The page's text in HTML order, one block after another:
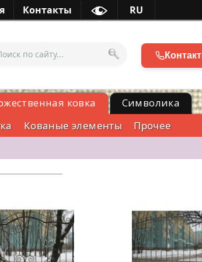
Контакты RU
ковка
Кованые элементы Прочее
Символика